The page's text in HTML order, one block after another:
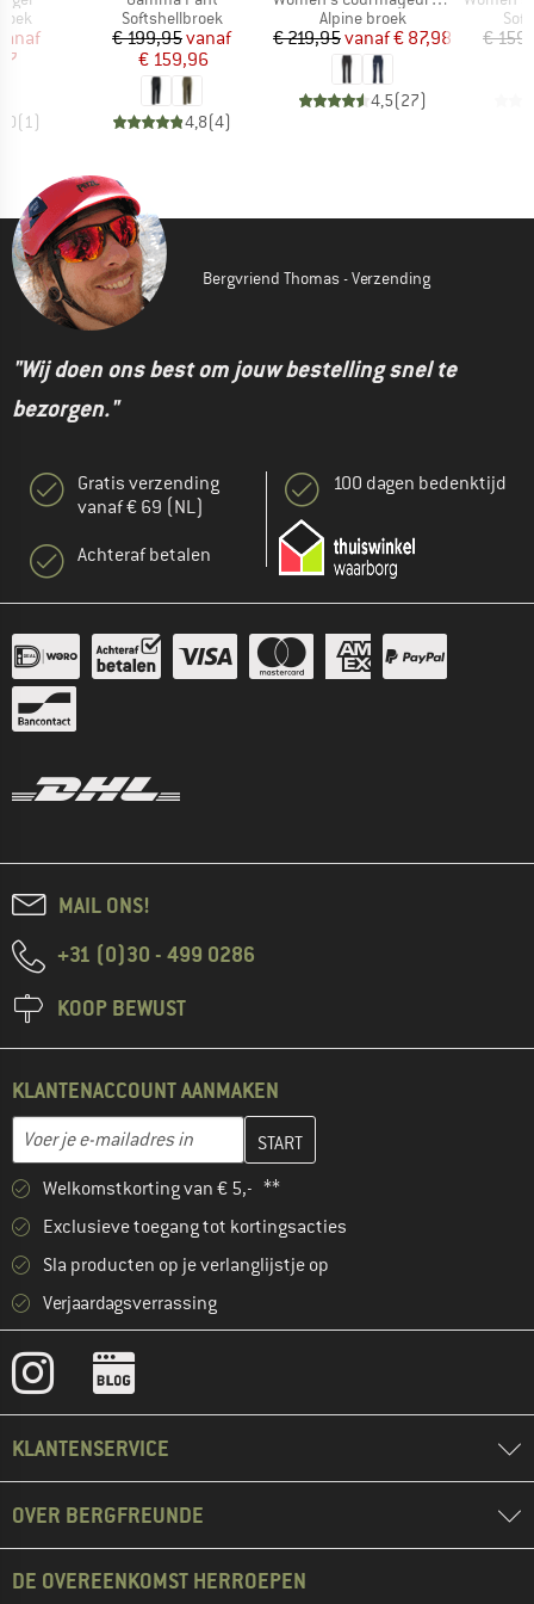
prijs
(1)
Productgroep
Softshellbroek
Prijs
€ 199,95Verlaagde prijs
vanaf
€ 159,96
4,8(4)
Productgroep
Alpine broek
Prijs
€ 219,95 Verlaagde prijs
vanaf€ 87,98
4,5(27)
€
Bergvriend Thomas - Verzending
"Wij doen ons best om jouw bestelling snel te
bezorgen."
Gratis verzending
vanaf € 69 (NL)
Achteraf betalen
100 dagen bedenktijd
MAIL ONS!
+31 (0)30 - 499 0286
KOOP BEWUST
KLANTENACCOUNT AANMAKEN
E-mailadres
Vul je e-mailadres hier in en maak in de volgende stap je
Welkomstkorting van € 5,- **
Exclusieve toegang tot kortingsacties
Sla producten op je verlanglijstje op
Verjaardagsverrassing
KLANTENSERVICE
OVER BERGFREUNDE
DE OVEREENKOMST HERROEPEN